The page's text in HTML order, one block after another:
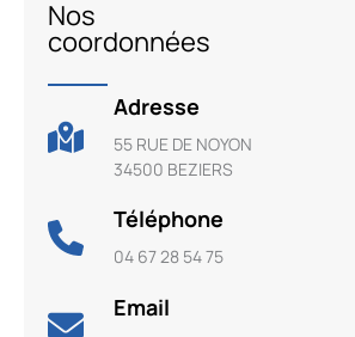
Nos
coordonnées
Adresse
55 RUE DE NOYON
34500 BEZIERS
Téléphone
04 67 28 54 75
Email